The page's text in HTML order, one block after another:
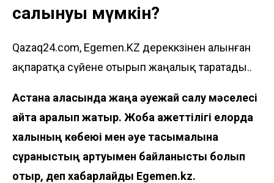
салынуы мүмкін?
Qazaq24.com, Egemen.KZ дереккөзінен алынған
ақпаратқа сүйене отырып жаңалық таратады..
Астана қаласында жаңа әуежай салу мәселесі
қайта қаралып жатыр. Жоба қажеттілігі елорда
халқының көбеюі мен әуе тасымалына
сұраныстың артуымен байланысты болып
отыр, деп хабарлайды Egemen.kz.